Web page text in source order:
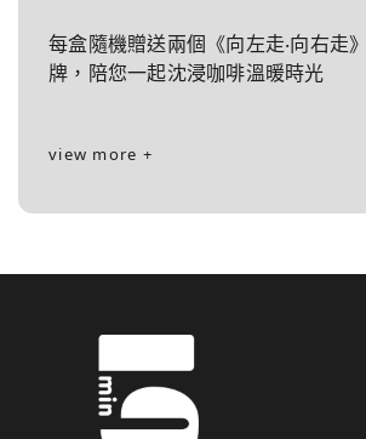
每盒隨機贈送兩個《向左走‧向右走
牌，陪您一起沈浸咖啡溫暖時光
view more +